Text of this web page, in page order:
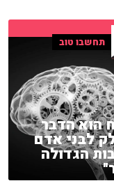
תחשבו טוב
הוא הדבר
לבני אדם
הגדולה